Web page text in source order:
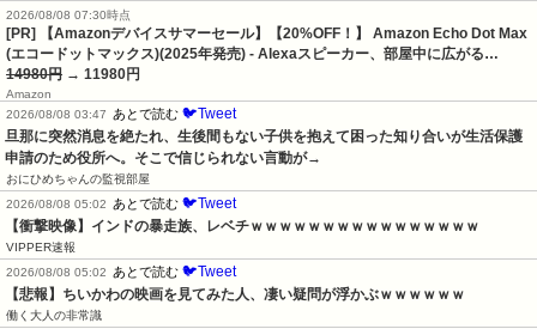
2026/08/08 07:30時点
[PR] 【Amazonデバイスサマーセール】【20%OFF！】 Amazon Echo Dot Max
(エコードットマックス)(2025年発売) - Alexaスピーカー、部屋中に広がる…
14980円 → 11980円
Amazon
2026/08/08 03:47
あとで読む 🐦Tweet
旦那に突然消息を絶たれ、生後間もない子供を抱えて困った知り合いが生活保護
申請のため役所へ。そこで信じられない言動が→
おにひめちゃんの監視部屋
2026/08/08 05:02
あとで読む 🐦Tweet
【衝撃映像】インドの暴走族、レベチｗｗｗｗｗｗｗｗｗｗｗｗｗｗｗｗ
VIPPER速報
2026/08/08 05:02
あとで読む 🐦Tweet
【悲報】ちいかわの映画を見てみた人、凄い疑問が浮かぶｗｗｗｗｗｗ
働く大人の非常識